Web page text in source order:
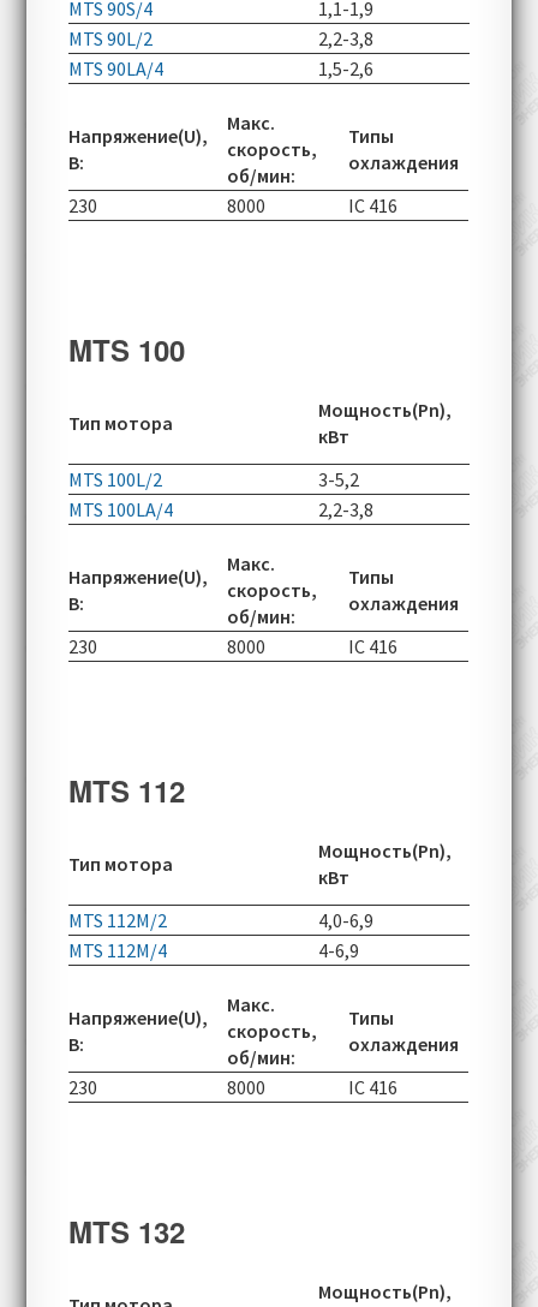
MTS 90S/4 1,1-1,9
MTS 90L/2
2,2-3,8
MTS 90LA/4
1,5-2,6
Напряжение(U),
В:
Макс.
скорость,
об/мин:
Типы
охлаждения
230
8000 IC 416
MTS 100
Тип мотора
Мощность(Pn),
кВт
MTS 100L/2
3-5,2
MTS 100LA/4
2,2-3,8
Напряжение(U),
В:
Макс.
скорость,
об/мин:
Типы
охлаждения
230
8000 IC 416
MTS 112
Тип мотора
Мощность(Pn),
кВт
MTS 112M/2
4,0-6,9
MTS 112M/4
4-6,9
Напряжение(U),
В:
Макс.
скорость,
об/мин:
Типы
охлаждения
230
8000 IC 416
MTS 132
Мощность(Pn),